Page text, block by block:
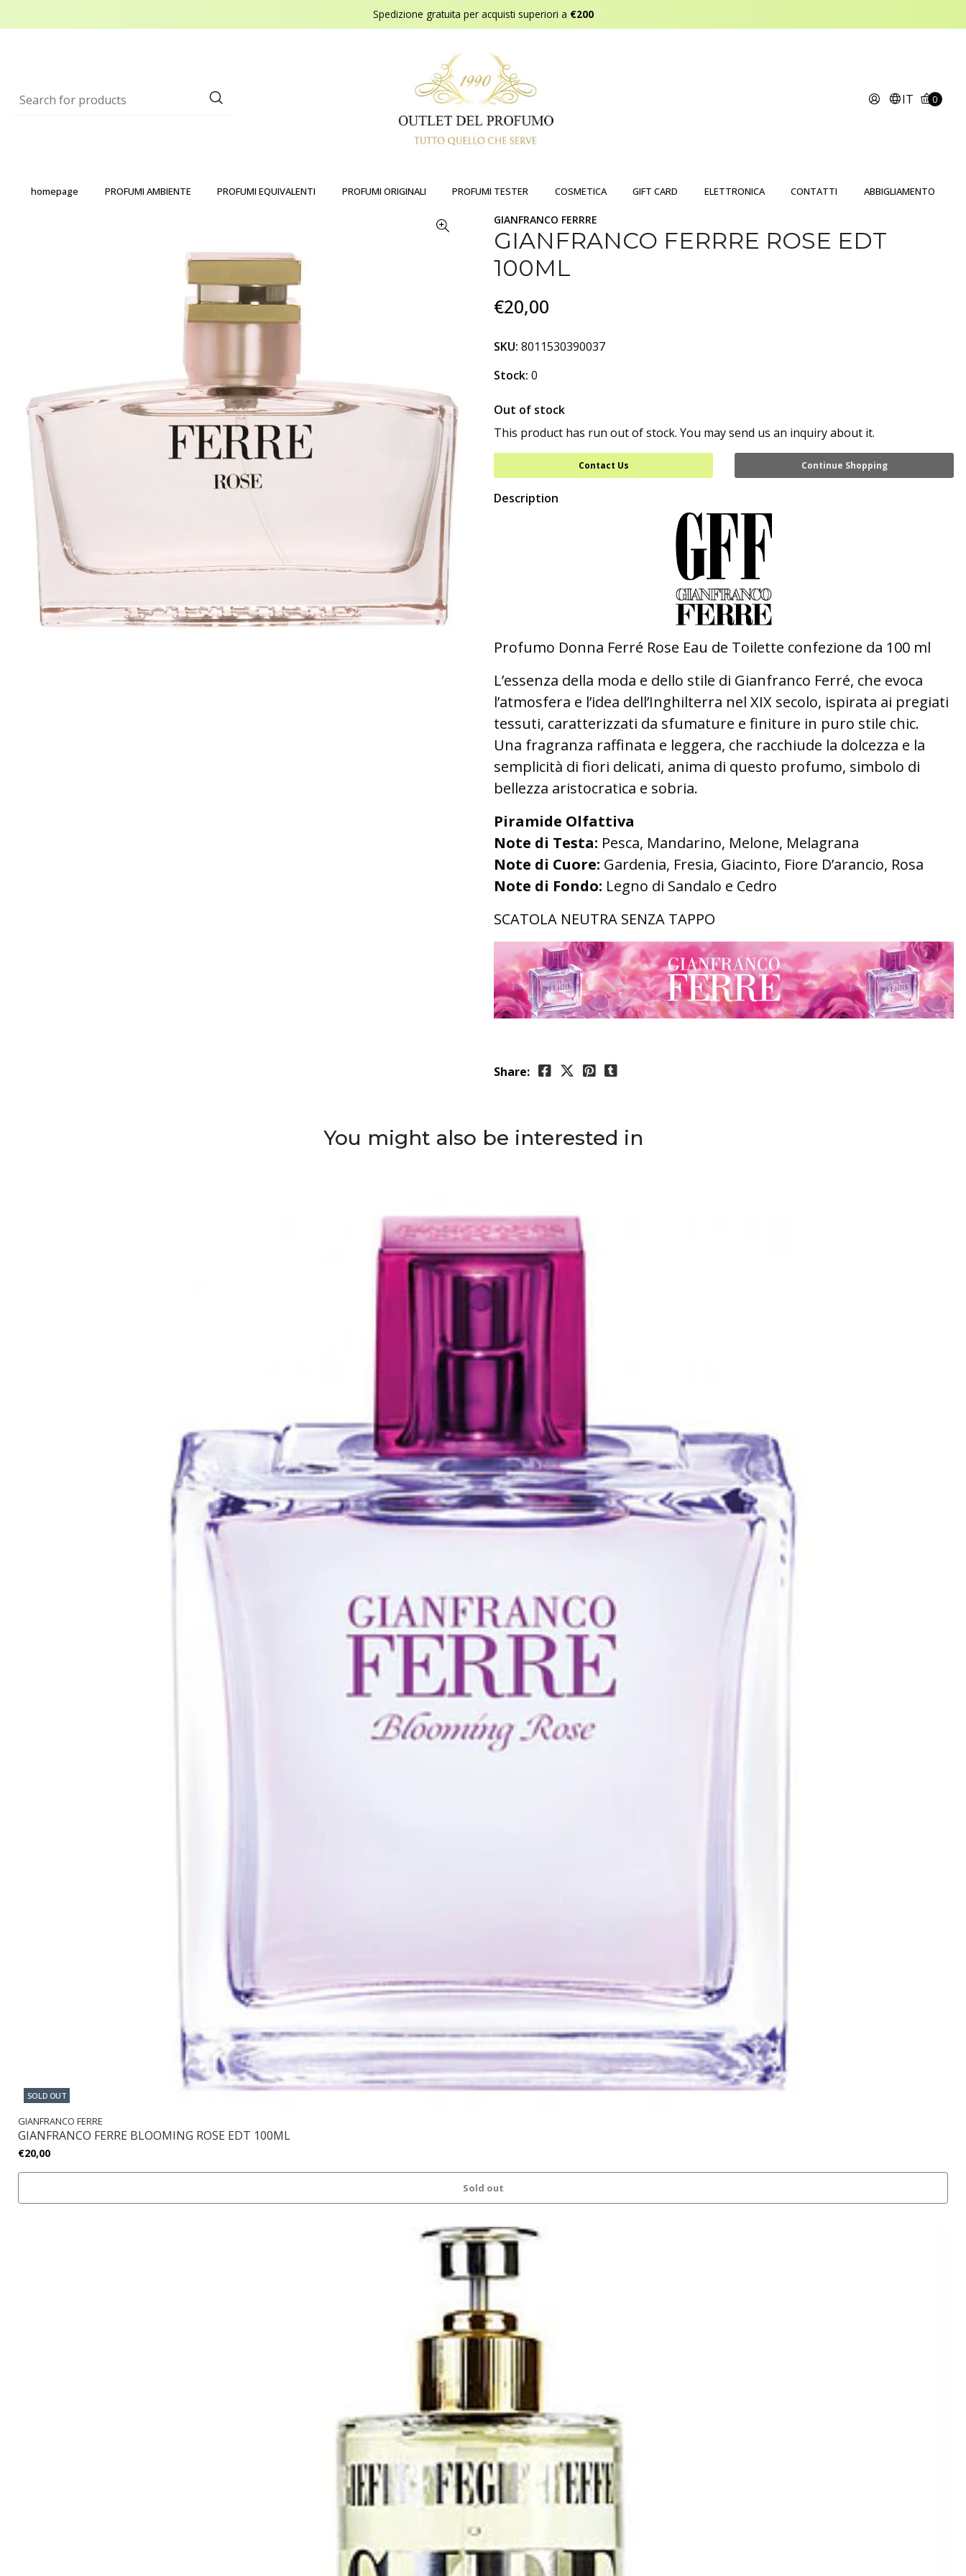
Spedizione gratuita per acquisti superiori a €200
IT 0
homepage PROFUMI AMBIENTE PROFUMI EQUIVALENTI PROFUMI ORIGINALI PROFUMI TESTER COSMETICA GIFT CARD ELETTRONICA CONTATTI ABBIGLIAMENTO
GIANFRANCO FERRRE
GIANFRANCO FERRRE ROSE EDT
100ML
€20,00
SKU: 8011530390037
Stock: 0
Out of stock
This product has run out of stock. You may send us an inquiry about it.
Contact Us Continue Shopping
Description
Profumo Donna Ferré Rose Eau de Toilette confezione da 100 ml
L’essenza della moda e dello stile di Gianfranco Ferré, che evoca
l’atmosfera e l’idea dell’Inghilterra nel XIX secolo, ispirata ai pregiati
tessuti, caratterizzati da sfumature e finiture in puro stile chic.
Una fragranza raffinata e leggera, che racchiude la dolcezza e la
semplicità di fiori delicati, anima di questo profumo, simbolo di
bellezza aristocratica e sobria.
Piramide Olfattiva
Note di Testa: Pesca, Mandarino, Melone, Melagrana
Note di Cuore: Gardenia, Fresia, Giacinto, Fiore D’arancio, Rosa
Note di Fondo: Legno di Sandalo e Cedro
SCATOLA NEUTRA SENZA TAPPO
Share:
You might also be interested in
SOLD OUT
GIANFRANCO FERRE
GIANFRANCO FERRE BLOOMING ROSE EDT 100ML
€20,00
Sold out